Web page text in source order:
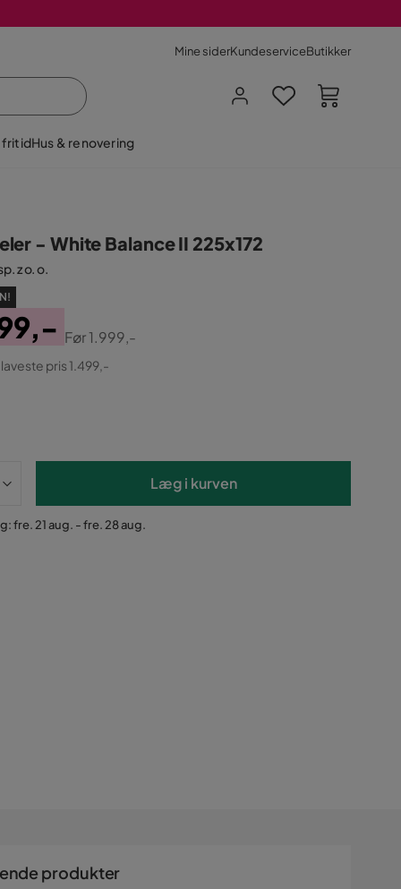
Mine siderKundeserviceButikker
fritidHus & renovering
- White Balance II 225x172
z o. o.
Før1.999,-
pris 1.499,-
Læg i kurven
fre. 21 aug. - fre. 28 aug.
produkter